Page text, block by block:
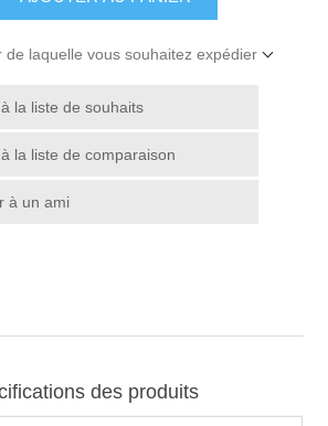
de laquelle vous souhaitez expédier
des produits